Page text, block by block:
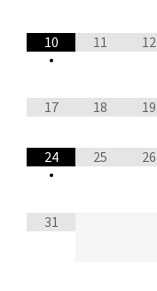
10
•
11 12
17 18 19
24
•
25 26
31